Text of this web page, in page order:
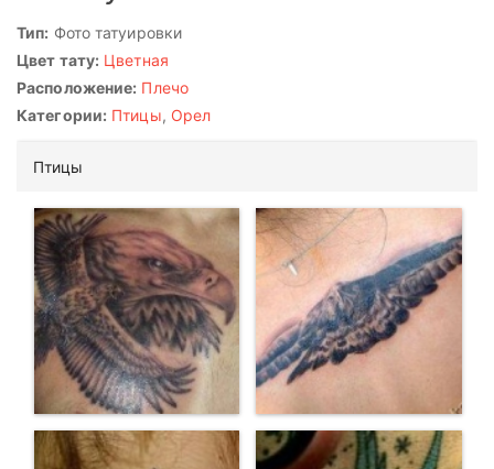
Тип: Фото татуировки
Цвет тату: Цветная
Расположение: Плечо
Категории: Птицы, Орел
Птицы